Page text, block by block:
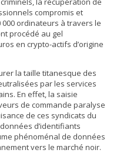
compromis et
000 ordinateurs à travers le
procédé au gel
en crypto-actifs d’origine
la taille titanesque des
par les services
En effet, la saisie
de commande paralyse
de ces syndicats du
d’identifiants
phénoménal de données
vers le marché noir.